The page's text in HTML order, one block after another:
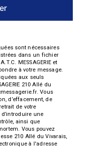
sont nécessaires
dans un fichier
MESSAGERIE et
à votre message.
aux seuls
210 Allé du
Vous
d’effacement, de
de votre
une
ainsi que
Vous pouvez
210 Allé du Vivarais,
à l'adresse